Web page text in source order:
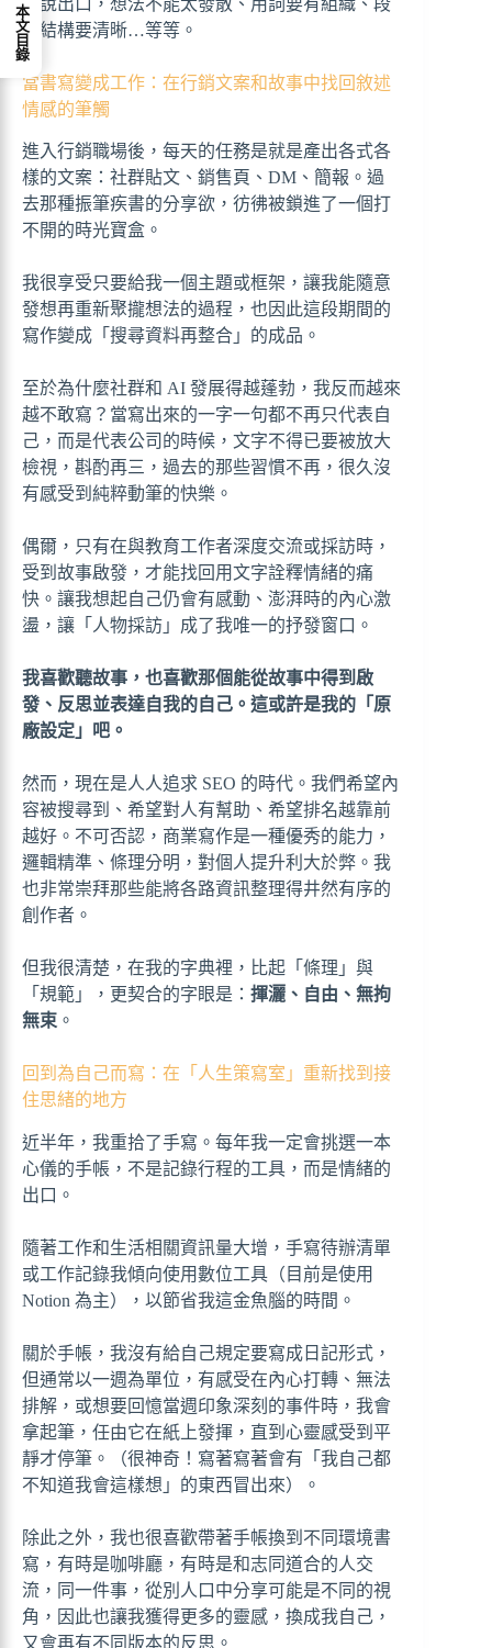
落結構要清晰…等等。
當書寫變成工作：在行銷文案和故事中找回敘述
情感的筆觸
進入行銷職場後，每天的任務是就是產出各式各
樣的文案：社群貼文、銷售頁、DM、簡報。過
去那種振筆疾書的分享欲，彷彿被鎖進了一個打
不開的時光寶盒。
我很享受只要給我一個主題或框架，讓我能隨意
發想再重新聚攏想法的過程，也因此這段期間的
寫作變成「搜尋資料再整合」的成品。
至於為什麼社群和 AI 發展得越蓬勃，我反而越來
越不敢寫？當寫出來的一字一句都不再只代表自
己，而是代表公司的時候，文字不得已要被放大
檢視，斟酌再三，過去的那些習慣不再，很久沒
有感受到純粹動筆的快樂。
偶爾，只有在與教育工作者深度交流或採訪時，
受到故事啟發，才能找回用文字詮釋情緒的痛
快。讓我想起自己仍會有感動、澎湃時的內心激
盪，讓「人物採訪」成了我唯一的抒發窗口。
我喜歡聽故事，也喜歡那個能從故事中得到啟
發、反思並表達自我的自己。這或許是我的「原
廠設定」吧。
然而，現在是人人追求 SEO 的時代。我們希望內
容被搜尋到、希望對人有幫助、希望排名越靠前
越好。不可否認，商業寫作是一種優秀的能力，
邏輯精準、條理分明，對個人提升利大於弊。我
也非常崇拜那些能將各路資訊整理得井然有序的
創作者。
但我很清楚，在我的字典裡，比起「條理」與
「規範」，更契合的字眼是： 揮灑、自由、無拘
無束 。
回到為自己而寫：在「人生策寫室」重新找到接
住思緒的地方
近半年，我重拾了手寫。每年我一定會挑選一本
心儀的手帳，不是記錄行程的工具，而是情緒的
出口。
隨著工作和生活相關資訊量大增，手寫待辦清單
或工作記錄我傾向使用數位工具（目前是使用
Notion 為主），以節省我這金魚腦的時間。
關於手帳，我沒有給自己規定要寫成日記形式，
但通常以一週為單位，有感受在內心打轉、無法
排解，或想要回憶當週印象深刻的事件時，我會
拿起筆，任由它在紙上發揮，直到心靈感受到平
靜才停筆。（很神奇！寫著寫著會有「我自己都
不知道我會這樣想」的東西冒出來）。
除此之外，我也很喜歡帶著手帳換到不同環境書
寫，有時是咖啡廳，有時是和志同道合的人交
流，同一件事，從別人口中分享可能是不同的視
角，因此也讓我獲得更多的靈感，換成我自己，
又會再有不同版本的反思。
本文目錄